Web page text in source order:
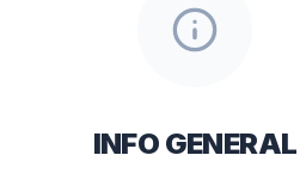
INFO GENERAL